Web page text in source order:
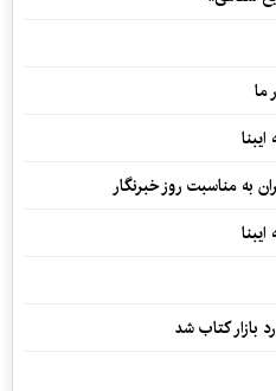
ما
به مناسبت روز خبرنگار
بازار کتاب شد